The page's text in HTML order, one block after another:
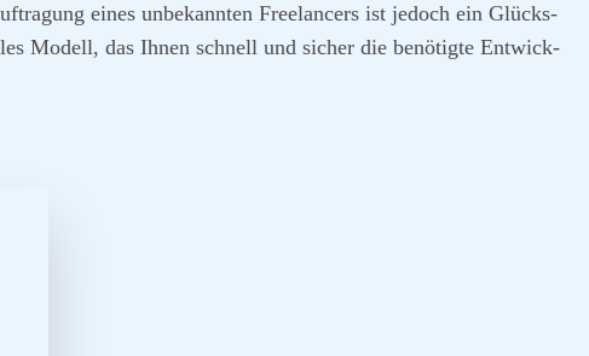
eines unbe­kann­ten Free­lan­cers ist jedoch ein Glücks­
Modell, das Ihnen schnell und sicher die benö­tig­te Ent­wick­